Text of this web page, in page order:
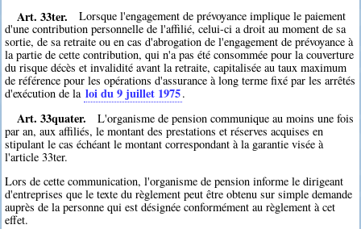
Art. 33ter.
Lorsque l'engagement de prévoyance implique le paiement
d'une contribution personnelle de l'affilié, celui-ci a droit au moment de sa
sortie, de sa retraite ou en cas d'abrogation de l'engagement de prévoyance à
la partie de cette contribution, qui n'a pas été consommée pour la couverture
du risque décès et invalidité avant la retraite, capitalisée au taux maximum
de référence pour les opérations d'assurance à long terme fixé par les arrêtés
d'exécution de la loi du 9 juillet 1975.
Art. 33quater.
L'organisme de pension communique au moins une fois
par an, aux affiliés, le montant des prestations et réserves acquises en
stipulant le cas échéant le montant correspondant à la garantie visée à
l'article 33ter.
Lors de cette communication, l'organisme de pension informe le dirigeant
d'entreprises que le texte du règlement peut être obtenu sur simple demande
auprès de la personne qui est désignée conformément au règlement à cet
effet.